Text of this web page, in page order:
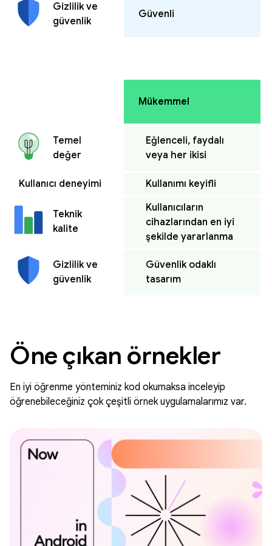
Gizlilik ve
güvenlik
Güvenli
Mükemmel
Temel
değer
Eğlenceli, faydalı
veya her ikisi
Kullanıcı deneyimi Kullanımı keyifli
Teknik
kalite
Kullanıcıların
cihazlarından en iyi
şekilde yararlanma
Gizlilik ve
güvenlik
Güvenlik odaklı
tasarım
Öne çıkan örnekler
En iyi öğrenme yönteminiz kod okumaksa inceleyip
öğrenebileceğiniz çok çeşitli örnek uygulamalarımız var.